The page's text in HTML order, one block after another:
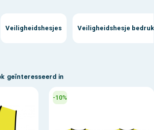
Veiligheidshesjes Veiligheidshesje
geïnteresseerd in
-10%